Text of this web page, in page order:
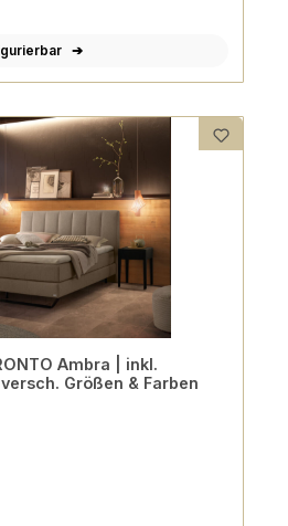
Größen & Farben